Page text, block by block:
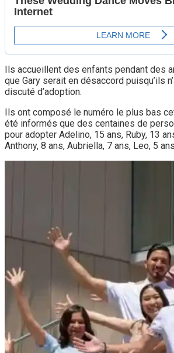
Ils accueillent des enfants pendant des
que Gary serait en désaccord puisqu’ils
discuté d’adoption.
Ils ont composé le numéro le plus bas
été informés que des centaines de
pour adopter Adelino, 15 ans, Ruby, 13
Anthony, 8 ans, Aubriella, 7 ans, Leo, 5